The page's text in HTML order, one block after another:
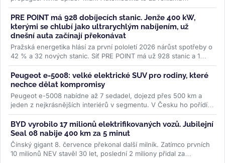
nepovažuje, řidiči ale mluví...>>
PRE POINT má 928 dobíjecích stanic. Jenže 400 kW,
kterými se chlubí jako ultrarychlým nabíjením, už
dnešní auta začínají překonávat
Pražská energetika hlásí za první pololetí 2026 nárůst spotřeby o
42 % a 32 nových stanic. Síť PRE POINT má už 928 stanic a 1
468...>>
Peugeot e-5008: velké elektrické SUV pro rodiny, které
nechce dělat kompromisy
Peugeot e-5008 nabídne až 7 sedadel, dojezd přes 500 km a
jeden z nejkrásnějších interiérů v segmentu. V Česku ho pořídíte
od 1,2...>>
BYD vyrobilo 17 milionů elektrifikovaných vozů. Jubilejní
Seal 08 nabije 400 km za 5 minut
Čínský gigant 8. července překonal další milník. Zatímco prvních
10 milionů NEV stavěl 30 let, poslední 2 miliony přidal za